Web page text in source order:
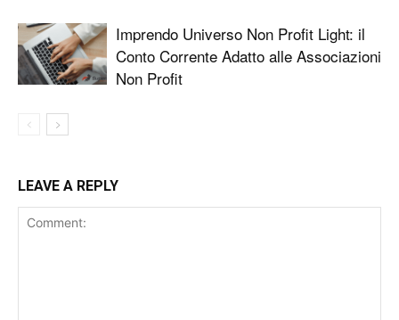
Imprendo Universo Non Profit Light: il
Conto Corrente Adatto alle Associazioni
Non Profit
LEAVE A REPLY